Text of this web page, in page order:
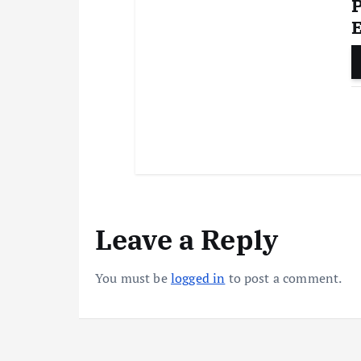
Leave a Reply
You must belogged in to post a comment.